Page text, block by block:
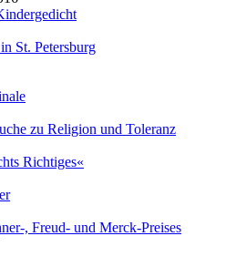
St. Petersburg
zu Religion und Toleranz
Richtiges«
, Freud- und Merck-Preises